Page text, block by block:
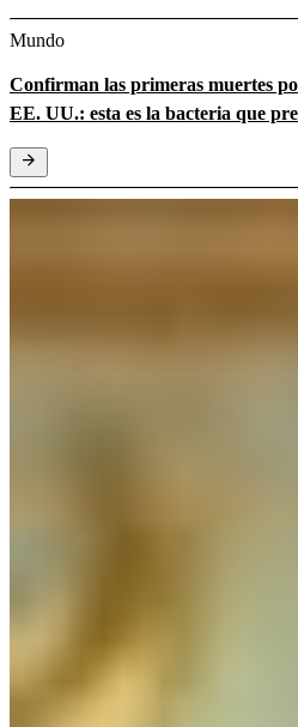
Mundo
Confirman las primeras muertes
EE. UU.: esta es la bacteria que